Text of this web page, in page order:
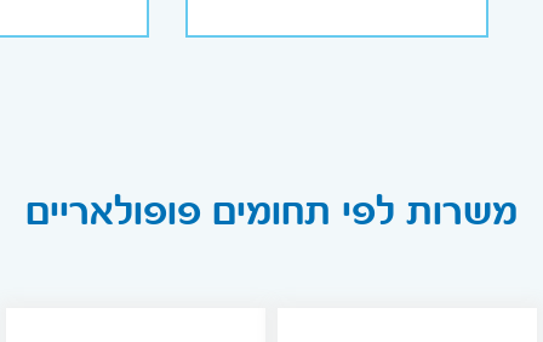
משרות לפי תחומים פופולאריים